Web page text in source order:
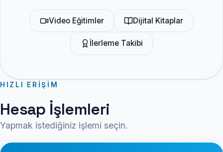
Video Eğitimler Dijital Kitaplar
İlerleme Takibi
HIZLI ERIŞIM
Hesap İşlemleri
Yapmak istediğiniz işlemi seçin.